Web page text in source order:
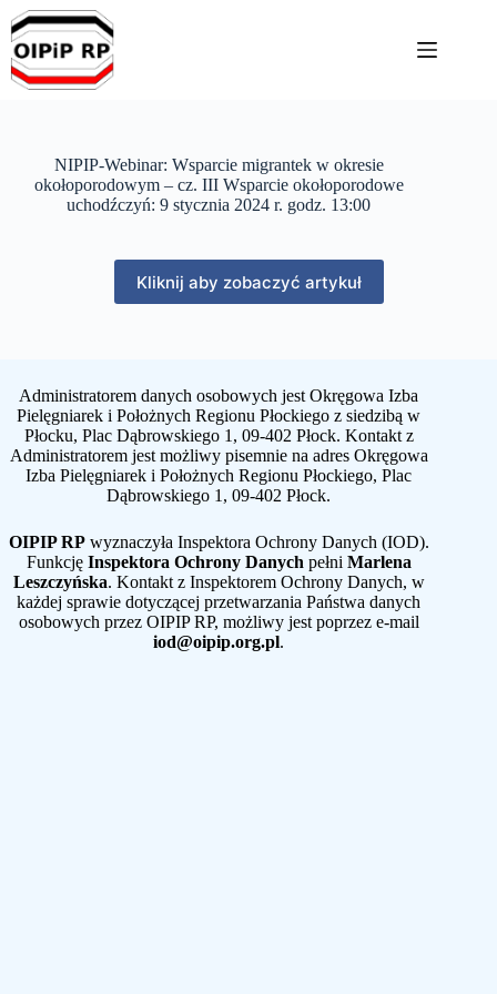
Przejdź
do
treści
NIPIP-Webinar: Wsparcie migrantek w okresie
okołoporodowym – cz. III Wsparcie okołoporodowe
uchodźczyń: 9 stycznia 2024 r. godz. 13:00
Kliknij aby zobaczyć artykuł
Administratorem danych osobowych jest Okręgowa Izba
Pielęgniarek i Położnych Regionu Płockiego z siedzibą w
Płocku, Plac Dąbrowskiego 1, 09-402 Płock. Kontakt z
Administratorem jest możliwy pisemnie na adres Okręgowa
Izba Pielęgniarek i Położnych Regionu Płockiego, Plac
Dąbrowskiego 1, 09-402 Płock.
OIPIP RPwyznaczyła Inspektora Ochrony Danych (IOD).
Funkcję Inspektora Ochrony Danych pełni Marlena
Leszczyńska. Kontakt z Inspektorem Ochrony Danych, w
każdej sprawie dotyczącej przetwarzania Państwa danych
osobowych przez OIPIP RP, możliwy jest poprzez e-mail
iod@oipip.org.pl.